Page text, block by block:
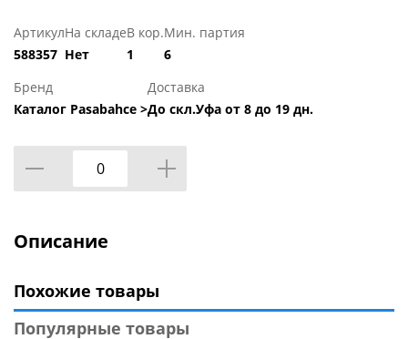
Артикул
588357
На складе
Нет
В кор.
1
Мин. партия
6
Бренд
Каталог Pasabahce >
Доставка
До скл.Уфа от 8 до 19 дн.
Описание
Похожие товары
Популярные товары